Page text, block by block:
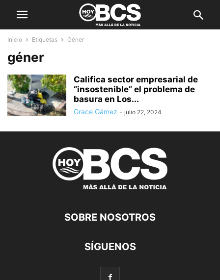
Inicio Etiquetas Géner
géner
Califica sector empresarial de
“insostenible” el problema de
basura en Los...
Grace Gámez - julio 22, 2024
SOBRE NOSOTROS
SÍGUENOS